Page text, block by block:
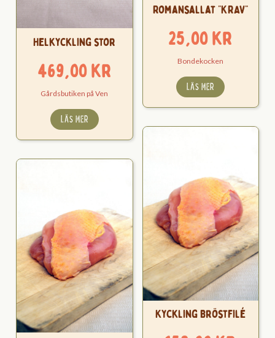
Romansallat “KRAV”
25,00kr
Bondekocken
LÄS MER
Helkyckling stor
469,00kr
Gårdsbutiken på Ven
LÄS MER
Kyckling Bröstfilé